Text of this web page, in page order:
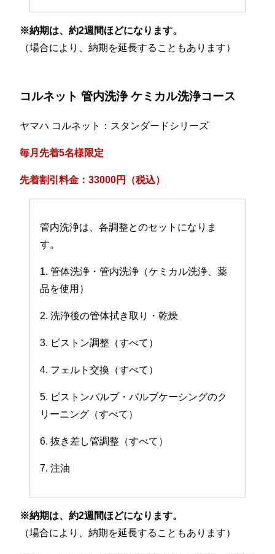
※納期は、約2週間ほどになります。
（場合により、納期を延長することもあります）
コルネット 管内洗浄 ケミカル洗浄コース
ヤマハ コルネット：スタンダードシリーズ
毎月先着5名様限定
先着割引料金：33000円（税込）
管内洗浄は、各調整とのセットになりま
す。
1. 管体洗浄・管内洗浄（ケミカル洗浄、薬
品を使用）
2. 洗浄後の管体拭き取り・乾燥
3. ピストン調整（すべて）
4. フェルト交換（すべて）
5. ピストンバルブ・バルブケーシングのク
リーニング（すべて）
6. 抜き差し管調整（すべて）
7. 注油
※納期は、約2週間ほどになります。
（場合により、納期を延長することもあります）